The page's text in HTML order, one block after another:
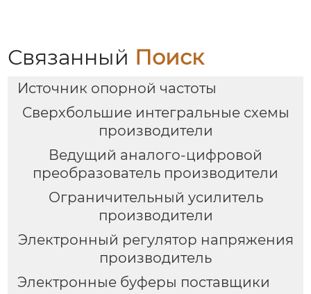
Связанный Поиск
Источник опорной частоты
Сверхбольшие интегральные схемы
производители
Ведущий аналого-цифровой
преобразователь производители
Ограничительный усилитель
производители
Электронный регулятор напряжения
производитель
Электронные буферы поставщики